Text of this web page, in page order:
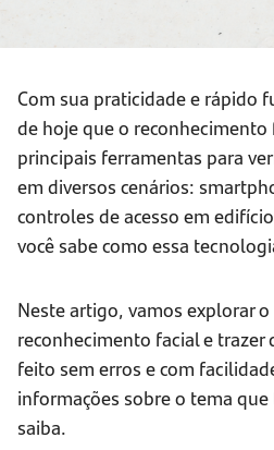
Com sua praticidade e rápido
de hoje que o reconhecimento
principais ferramentas para
em diversos cenários:
controles de acesso em
você sabe como essa
Neste artigo, vamos explorar
reconhecimento facial e trazer
feito sem erros e com
informações sobre o tema
saiba.